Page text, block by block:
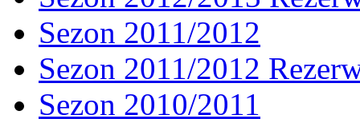
Sezon 2011/2012
Sezon 2011/2012
Sezon 2010/2011